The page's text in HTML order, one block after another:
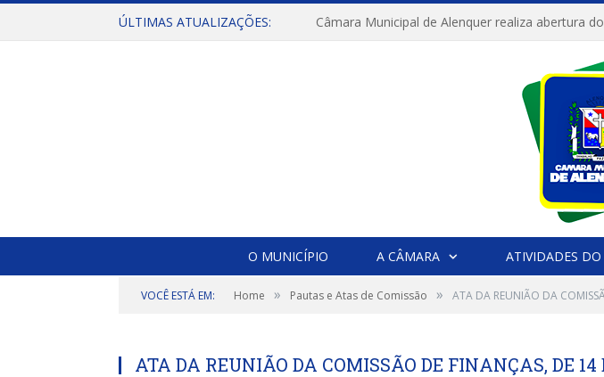
ÚLTIMAS ATUALIZAÇÕES:
O MUNICÍPIO A CÂMARA ATIVIDADES
VOCÊ ESTÁ EM: Home » Pautas e Atas de Comissão » ATA DA REUNIÃO DA
ATA DA REUNIÃO DA COMISSÃO DE FINANÇAS, DE 14